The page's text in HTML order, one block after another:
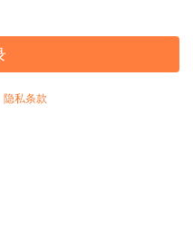
隐私条款